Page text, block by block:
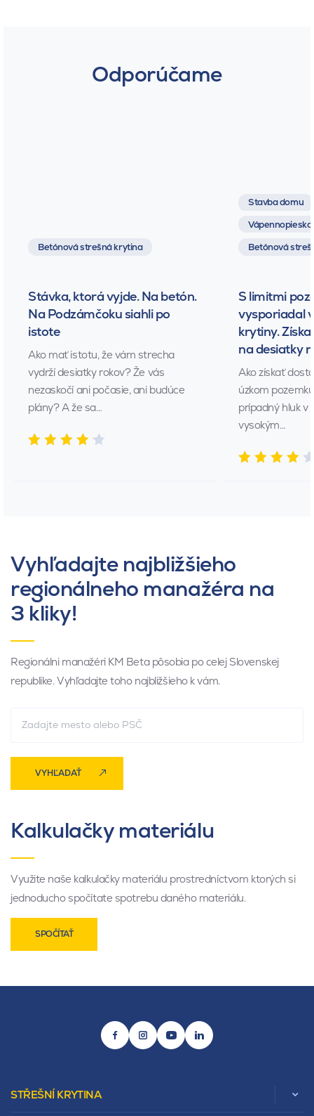
Odporúčame
Betónová strešná krytina
Stávka, ktorá vyjde. Na betón.
Na Podzámčoku siahli po
istote
Ako mať istotu, že vám strecha
vydrží desiatky rokov? Že vás
nezaskočí ani počasie, ani budúce
plány? A že sa…
Stavba domu
Betónová
S limitmi
vysporiadal
krytiny.
na desiatky
Ako získať
úzkom
prípadný hluk v
vysokým…
Vyhľadajte najbližšieho
regionálneho manažéra na
3 kliky!
Regionálni manažéri KM Beta pôsobia po celej Slovenskej
republike. Vyhľadajte toho najbližšieho k vám.
VYHĽADAŤ
Kalkulačky materiálu
Využite naše kalkulačky materiálu prostredníctvom ktorých si
jednoducho spočítate spotrebu daného materiálu.
SPOČÍTAŤ
STŘEŠNÍ KRYTINA